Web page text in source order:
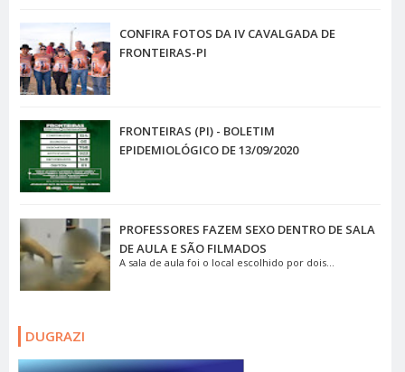
CONFIRA FOTOS DA IV CAVALGADA DE
FRONTEIRAS-PI
FRONTEIRAS (PI) - BOLETIM
EPIDEMIOLÓGICO DE 13/09/2020
PROFESSORES FAZEM SEXO DENTRO DE SALA
DE AULA E SÃO FILMADOS
A sala de aula foi o local escolhido por dois...
DUGRAZI